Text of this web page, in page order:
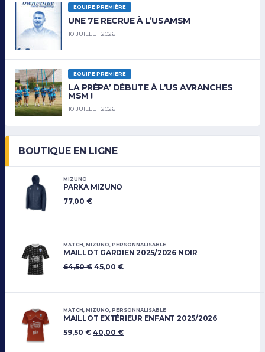
EQUIPE PREMIÈRE
UNE 7E RECRUE À L’USAMSM
10 JUILLET 2026
EQUIPE PREMIÈRE
LA PRÉPA’ DÉBUTE À L’US AVRANCHES
MSM !
10 JUILLET 2026
BOUTIQUE EN LIGNE
MIZUNO
PARKA MIZUNO
77,00 €
MATCH, MIZUNO, PERSONNALISABLE
MAILLOT GARDIEN 2025/2026 NOIR
64,50€ 45,00 €
MATCH, MIZUNO, PERSONNALISABLE
MAILLOT EXTÉRIEUR ENFANT 2025/2026
59,50€ 40,00 €